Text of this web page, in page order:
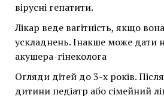
швидкий текст на вагітність,
вірусні гепатити.
Лікар веде вагітність, якщо
ускладнень. Інакше може дати
акушера-гінеколога
Огляди дітей до 3-х років.